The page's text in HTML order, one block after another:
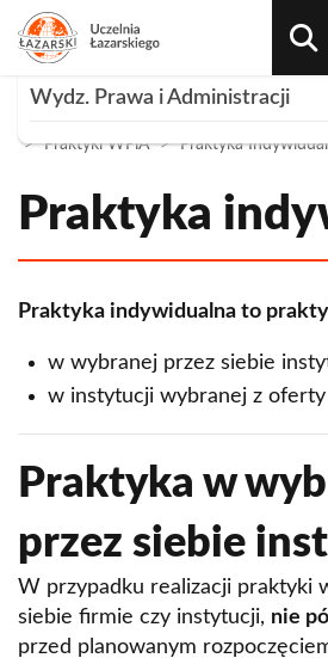
Praktyki WPiA
Praktyka
Praktyka
Praktyka indywidualna to
w wybranej przez siebie
w instytucji wybranej z oferty
Praktyka w
przez siebie
W przypadku realizacji praktyki
siebie firmie czy instytucji, nie
przed planowanym
Wydz. Prawa i Administracji
Rozwiń
Koła naukowe
Katedry
Katedra Prawa
Katedra Prawa
Katedra Prawa Handlowego
Katedra Prawa Karnego
Katedra Prawa
Europejskiego
Katedra Prawa i
Katedra Teorii i Historii
Seminarium doktoranckie
Instytuty
Jakość kształcenia
Postępowania awansowe
Praktyki WPiA